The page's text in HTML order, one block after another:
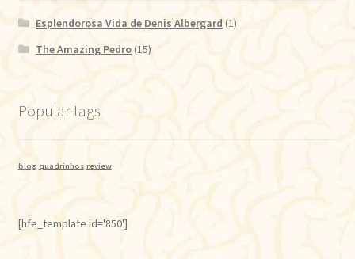
Esplendorosa Vida de Denis Albergard (1)
The Amazing Pedro (15)
Popular tags
blog quadrinhos review
[hfe_template id='850']